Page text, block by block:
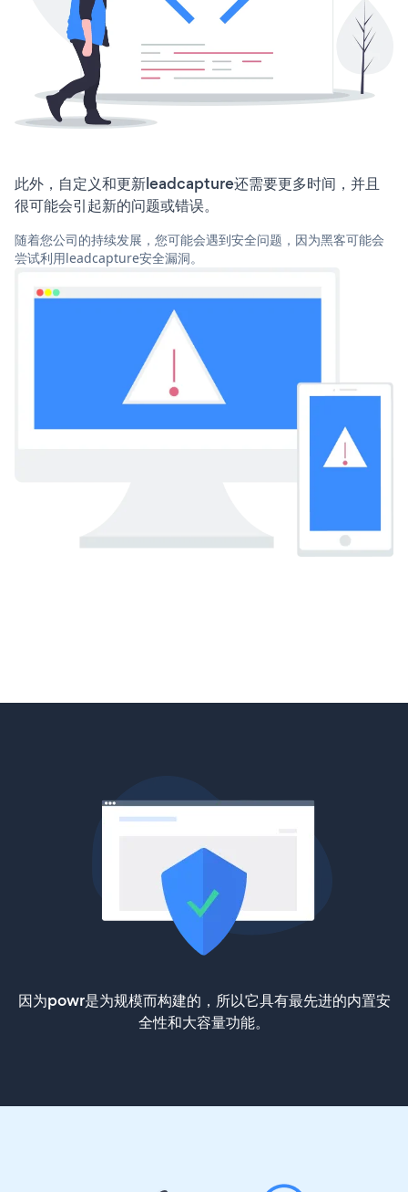
此外，自定义和更新leadcapture还需要更多时间，并且
很可能会引起新的问题或错误。
随着您公司的持续发展，您可能会遇到安全问题，因为黑客可能会
尝试利用leadcapture安全漏洞。
因为powr是为规模而构建的，所以它具有最先进的内置安
全性和大容量功能。